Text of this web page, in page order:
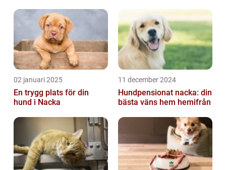
02 januari 2025
En trygg plats för din
hund i Nacka
11 december 2024
Hundpensionat nacka: din
bästa väns hem hemifrån